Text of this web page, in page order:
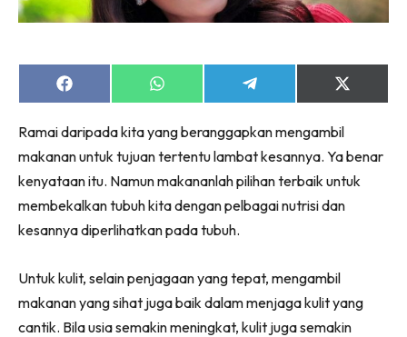
Share
on
Share
on
Share
on
Share
on
(Twitter)
Ramai daripada kita yang beranggapkan mengambil
makanan untuk tujuan tertentu lambat kesannya. Ya benar
kenyataan itu. Namun makananlah pilihan terbaik untuk
membekalkan tubuh kita dengan pelbagai nutrisi dan
kesannya diperlihatkan pada tubuh.
Untuk kulit, selain penjagaan yang tepat, mengambil
makanan yang sihat juga baik dalam menjaga kulit yang
cantik. Bila usia semakin meningkat, kulit juga semakin